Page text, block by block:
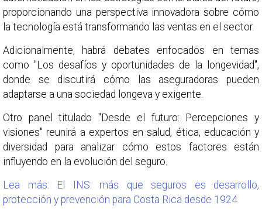
proporcionando una perspectiva innovadora sobre cómo
la tecnología está transformando las ventas en el sector.
Adicionalmente, habrá debates enfocados en temas
como "Los desafíos y oportunidades de la longevidad",
donde se discutirá cómo las aseguradoras pueden
adaptarse a una sociedad longeva y exigente.
Otro panel titulado "Desde el futuro: Percepciones y
visiones" reunirá a expertos en salud, ética, educación y
diversidad para analizar cómo estos factores están
influyendo en la evolución del seguro.
Lea más: El INS: más que seguros es desarrollo,
protección y prevención para Costa Rica desde 1924